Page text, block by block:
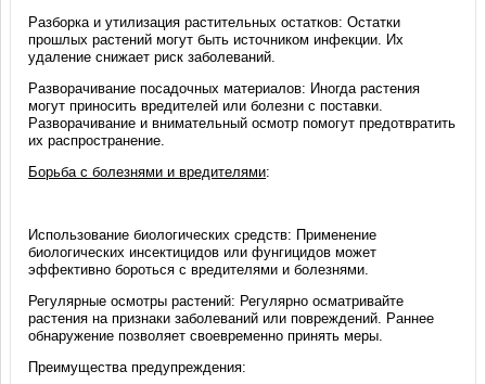
Разборка и утилизация растительных остатков: Остатки
прошлых растений могут быть источником инфекции. Их
удаление снижает риск заболеваний.
Разворачивание посадочных материалов: Иногда растения
могут приносить вредителей или болезни с поставки.
Разворачивание и внимательный осмотр помогут предотвратить
их распространение.
Борьба с болезнями и вредителями:
Использование биологических средств: Применение
биологических инсектицидов или фунгицидов может
эффективно бороться с вредителями и болезнями.
Регулярные осмотры растений: Регулярно осматривайте
растения на признаки заболеваний или повреждений. Раннее
обнаружение позволяет своевременно принять меры.
Преимущества предупреждения: